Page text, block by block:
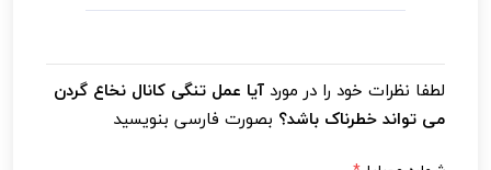
لطفا نظرات خود را در مورد آیا عمل تنگی کانال نخاع گردن
می تواند خطرناک باشد؟ بصورت فارسی بنویسید